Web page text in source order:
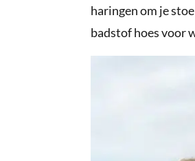
haringen om je
badstof hoes voor